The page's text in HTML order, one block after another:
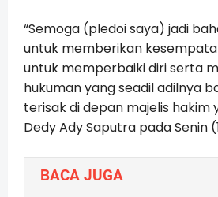
“Semoga (pledoi saya) jadi
untuk memberikan
untuk memperbaiki diri serta
hukuman yang seadil adilnya
terisak di depan majelis hakim
Dedy Ady Saputra pada Senin
BACA JUGA